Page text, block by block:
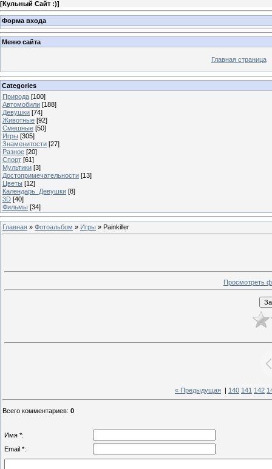
[Кульный Сайт :)]
Форма входа
Меню сайта
Главная страница
Categories
Природа [100]
Автомобили [188]
Девушки [74]
Животные [92]
Смешные [50]
Игры [305]
Знаменитости [27]
Разное [20]
Спорт [61]
Мультики [3]
Достопримечательности [13]
Цветы [12]
Календарь_Девушки [8]
3D [40]
Фильмы [34]
Главная » Фотоальбом » Игры » Painkiller
Просмотреть
« Предыдущая 140 141 142
Всего комментариев: 0
Имя *:
Email *: